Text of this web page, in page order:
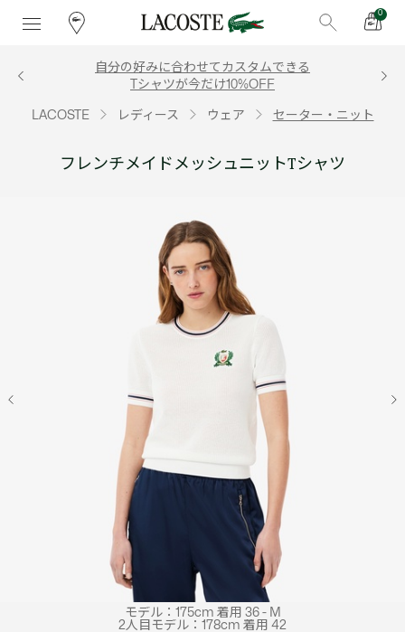
0
自分の好みに合わせてカスタムできる
Tシャツが今だけ10%OFF
LACOSTE レディース ウェア セーター・ニット
フレンチメイドメッシュニットTシャツ
モデル：175cm 着用 36 - M
2人目モデル：178cm 着用 42